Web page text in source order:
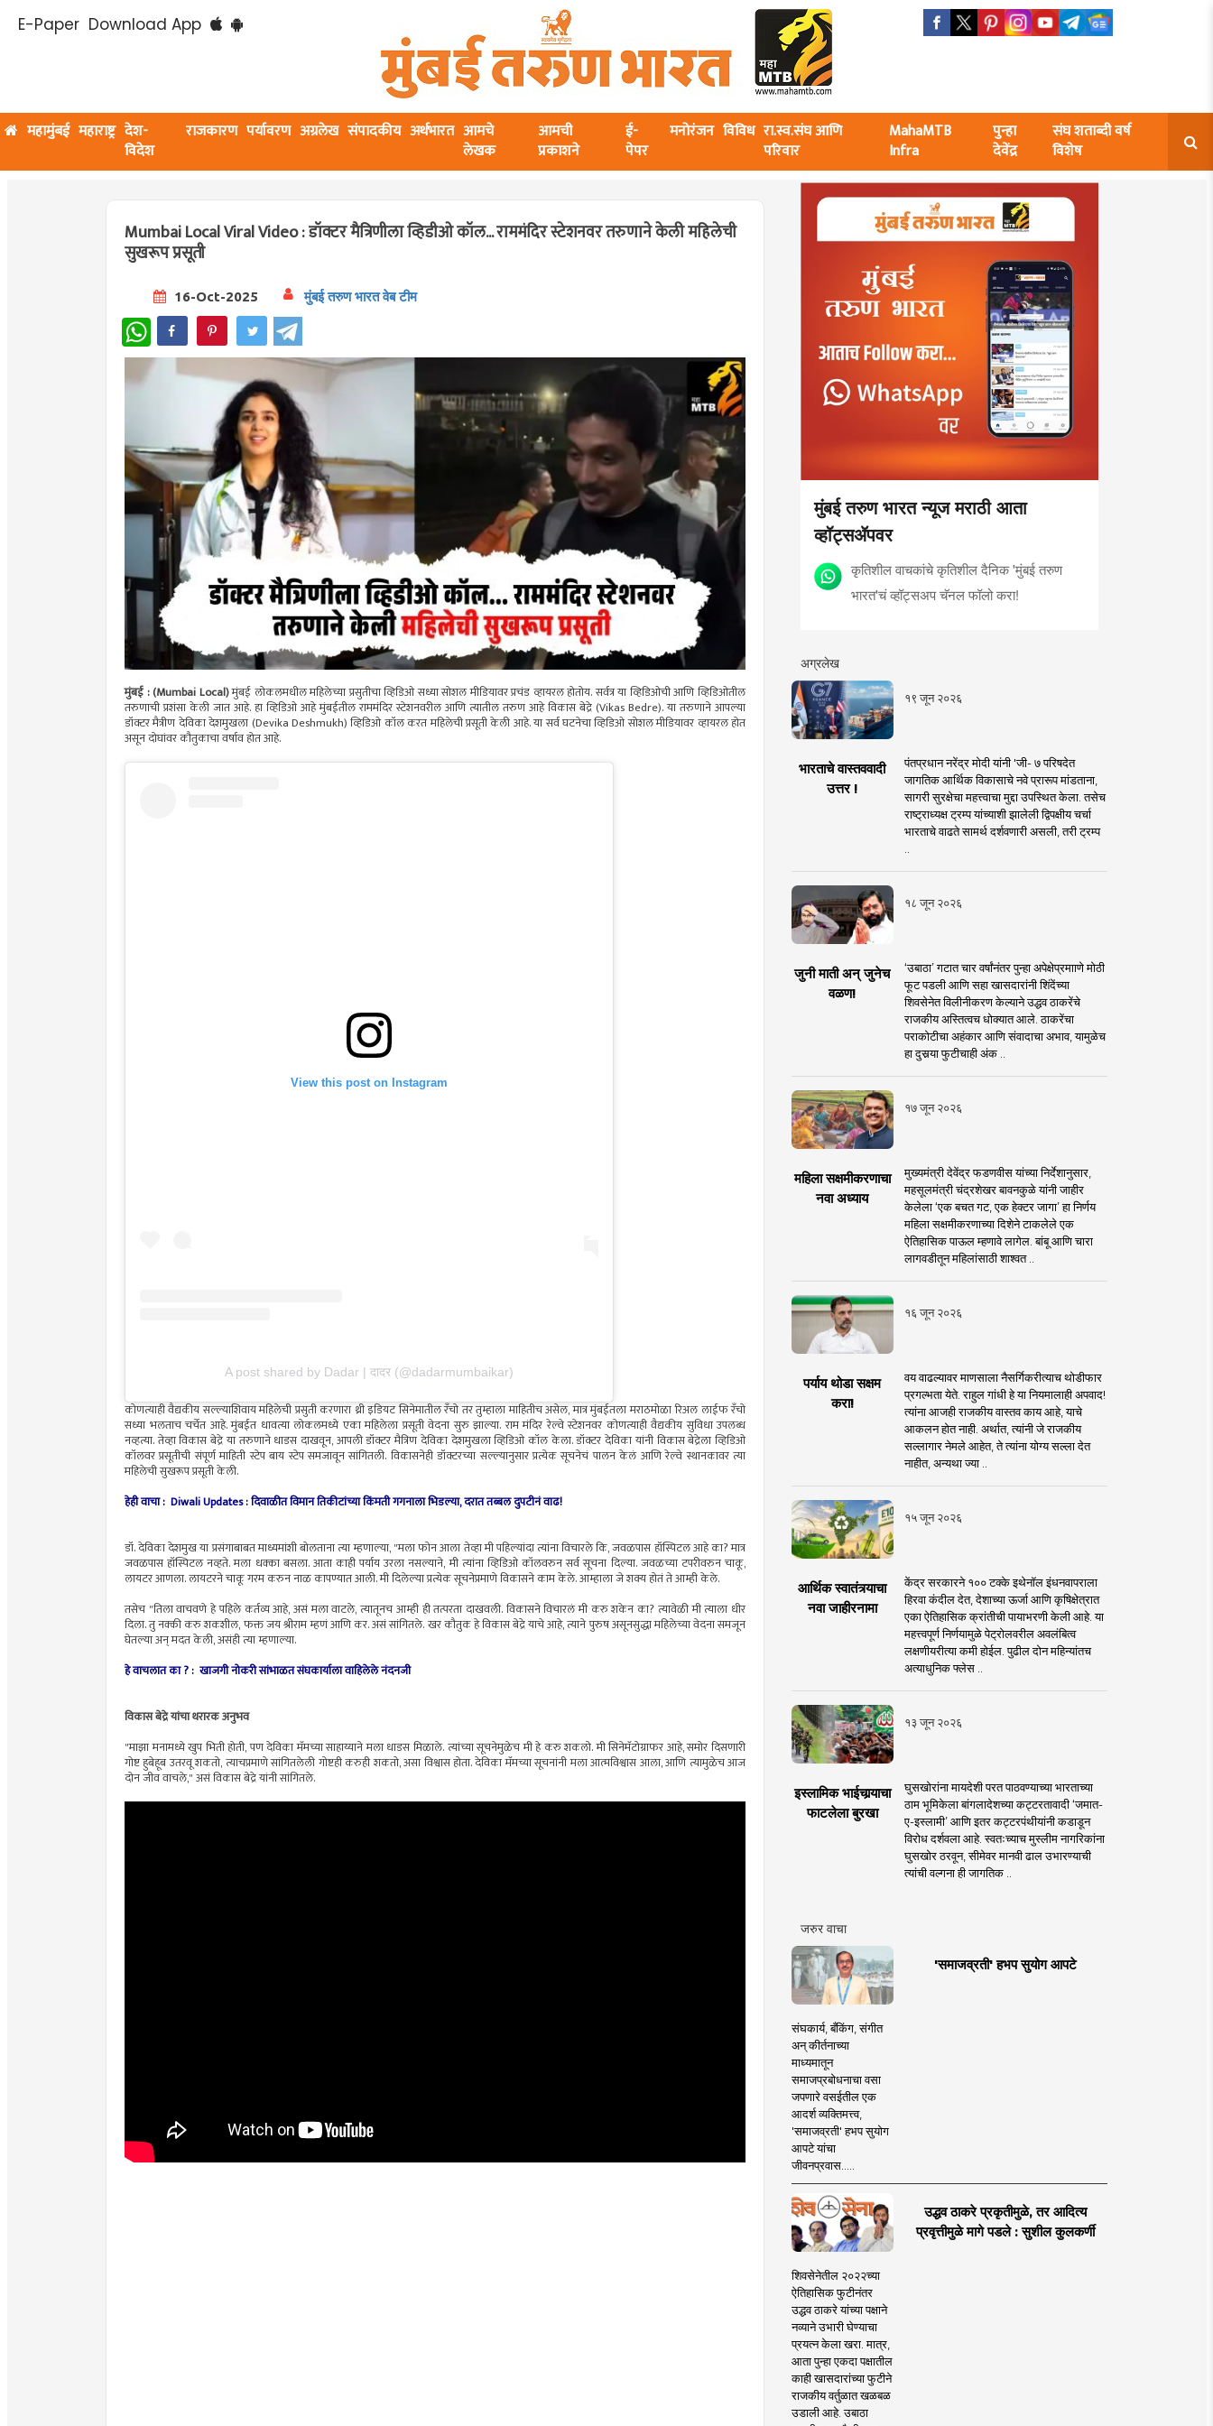
E-Paper Download App
महामुंबई महाराष्ट्र देश-
विदेश
राजकारण पर्यावरण अग्रलेख संपादकीय अर्थभारत आमचे
लेखक
आमची
प्रकाशने
ई-
पेपर
मनोरंजन विविध रा.स्व.संघ आणि
परिवार
MahaMTB
Infra
पुन्हा
देवेंद्र
संघ शताब्दी वर्ष
विशेष
Mumbai Local Viral Video : डॉक्टर मैत्रिणीला व्हिडीओ कॉल... राममंदिर स्टेशनवर तरुणाने केली महिलेची
सुखरूप प्रसूती
16-Oct-2025 मुंबई तरुण भारत वेब टीम
WhatsApp
मुंबई : (Mumbai Local)मुंबई लोकलमधील महिलेच्या प्रसुतीचा व्हिडिओ सध्या सोशल मीडियावर प्रचंड व्हायरल होतोय. सर्वत्र या व्हिडिओची आणि व्हिडिओतील
तरुणाची प्रशंसा केली जात आहे. हा व्हिडिओ आहे मुंबईतील राममंदिर स्टेशनवरील आणि त्यातील तरुण आहे विकास बेद्रे (Vikas Bedre). या तरुणाने आपल्या
डॉक्टर मैत्रीण देविका देशमुखला (Devika Deshmukh) व्हिडिओ कॉल करत महिलेची प्रसूती केली आहे. या सर्व घटनेचा व्हिडिओ सोशल मीडियावर व्हायरल होत
असून दोघांवर कौतुकाचा वर्षाव होत आहे.
View this post on Instagram
A post shared by Dadar | दादर (@dadarmumbaikar)
कोणत्याही वैद्यकीय सल्ल्याशिवाय महिलेची प्रसुती करणारा थ्री इडियट सिनेमातील रँचो तर तुम्हाला माहितीच असेल, मात्र मुंबईतला मराठमोळा रिअल लाईफ रँचो
सध्या भलताच चर्चेत आहे. मुंबईत धावत्या लोकलमध्ये एका महिलेला प्रसूती वेदना सुरु झाल्या. राम मंदिर रेल्वे स्टेशनवर कोणत्याही वैद्यकीय सुविधा उपलब्ध
नव्हत्या. तेव्हा विकास बेद्रे या तरुणाने धाडस दाखवून, आपली डॉक्टर मैत्रिण देविका देशमुखला व्हिडिओ कॉल केला. डॉक्टर देविका यांनी विकास बेद्रेला व्हिडिओ
कॉलवर प्रसूतीची संपूर्ण माहिती स्टेप बाय स्टेप समजावून सांगितली. विकासनेही डॉक्टरच्या सल्ल्यानुसार प्रत्येक सूचनेचं पालन केलं आणि रेल्वे स्थानकावर त्या
महिलेची सुखरूप प्रसूती केली.
हेही वाचा : Diwali Updates : दिवाळीत विमान तिकीटांच्या किंमती गगनाला भिडल्या, दरात तब्बल दुपटीनं वाढ!
डॉ. देविका देशमुख या प्रसंगाबाबत माध्यमांशी बोलताना त्या म्हणाल्या, "मला फोन आला तेव्हा मी पहिल्यांदा त्यांना विचारले कि, जवळपास हॉस्पिटल आहे का? मात्र
जवळपास हॉस्पिटल नव्हते. मला धक्का बसला. आता काही पर्याय उरला नसल्याने, मी त्यांना व्हिडिओ कॉलवरुन सर्व सूचना दिल्या. जवळच्या टपरीवरुन चाकू,
लायटर आणला. लायटरने चाकू गरम करुन नाळ कापण्यात आली. मी दिलेल्या प्रत्येक सूचनेप्रमाणे विकासने काम केले. आम्हाला जे शक्य होतं ते आम्ही केले.
तसेच "तिला वाचवणे हे पहिले कर्तव्य आहे, असं मला वाटले, त्यातूनच आम्ही ही तत्परता दाखवली. विकासने विचारलं मी करु शकेन का? त्यावेळी मी त्याला धीर
दिला. तु नक्की करु शकशील, फक्त जय श्रीराम म्हणं आणि कर. असं सांगितले. खर कौतुक हे विकास बेद्रे याचे आहे, त्याने पुरुष असूनसुद्धा महिलेच्या वेदना समजून
घेतल्या अन् मदत केली, असंही त्या म्हणाल्या.
हे वाचलात का ? : खाजगी नोकरी सांभाळत संघकार्याला वाहिलेले नंदनजी
विकास बेद्रे यांचा थरारक अनुभव
"माझा मनामध्ये खुप भिती होती, पण देविका मॅमच्या साहाय्याने मला धाडस मिळाले. त्यांच्या सूचनेमुळेच मी हे करु शकलो. मी सिनेमॅटोग्राफर आहे, समोर दिसणारी
गोष्ट हुबेहूब उतरवू शकतो, त्याचप्रमाणे सांगितलेली गोष्टही करुही शकतो, असा विश्वास होता. देविका मॅमच्या सूचनांनी मला आत्मविश्वास आला, आणि त्यामुळेच आज
दोन जीव वाचले," असं विकास बेद्रे यांनी सांगितले.
मुंबई तरुण भारत न्यूज मराठी आता
व्हॉट्सॲपवर
कृतिशील वाचकांचे कृतिशील दैनिक 'मुंबई तरुण
भारत'चं व्हॉट्सअप चॅनल फॉलो करा!
अग्रलेख
१९ जून २०२६
भारताचे वास्तववादी
उत्तर !
पंतप्रधान नरेंद्र मोदी यांनी 'जी- ७ परिषदेत
जागतिक आर्थिक विकासाचे नवे प्रारूप मांडताना,
सागरी सुरक्षेचा महत्त्वाचा मुद्दा उपस्थित केला. तसेच
राष्ट्राध्यक्ष ट्रम्प यांच्याशी झालेली द्विपक्षीय चर्चा
भारताचे वाढते सामर्थ दर्शवणारी असली, तरी ट्रम्प
१८ जून २०२६
जुनी माती अन् जुनेच
वळण!
‘उबाठा’ गटात चार वर्षांनंतर पुन्हा अपेक्षेप्रमााणे मोठी
फूट पडली आणि सहा खासदारांनी शिंदेंच्या
शिवसेनेत विलीनीकरण केल्याने उद्धव ठाकरेंचे
राजकीय अस्तित्वच धोक्यात आले. ठाकरेंचा
पराकोटीचा अहंकार आणि संवादाचा अभाव, यामुळेच
हा दुसर्‍या फुटीचाही अंक ..
१७ जून २०२६
महिला सक्षमीकरणाचा
नवा अध्याय
मुख्यमंत्री देवेंद्र फडणवीस यांच्या निर्देशानुसार,
महसूलमंत्री चंद्रशेखर बावनकुळे यांनी जाहीर
केलेला ‘एक बचत गट, एक हेक्टर जागा’ हा निर्णय
महिला सक्षमीकरणाच्या दिशेने टाकलेले एक
ऐतिहासिक पाऊल म्हणावे लागेल. बांबू आणि चारा
लागवडीतून महिलांसाठी शाश्वत ..
१६ जून २०२६
पर्याय थोडा सक्षम
करा!
वय वाढल्यावर माणसाला नैसर्गिकरीत्याच थोडीफार
प्रगल्भता येते. राहुल गांधी हे या नियमालाही अपवाद!
त्यांना आजही राजकीय वास्तव काय आहे, याचे
आकलन होत नाही. अर्थात, त्यांनी जे राजकीय
सल्लागार नेमले आहेत, ते त्यांना योग्य सल्ला देत
नाहीत, अन्यथा ज्या ..
१५ जून २०२६
आर्थिक स्वातंत्र्याचा
नवा जाहीरनामा
केंद्र सरकारने १०० टक्के इथेनॉल इंधनवापराला
हिरवा कंदील देत, देशाच्या ऊर्जा आणि कृषिक्षेत्रात
एका ऐतिहासिक क्रांतीची पायाभरणी केली आहे. या
महत्त्वपूर्ण निर्णयामुळे पेट्रोलवरील अवलंबित्व
लक्षणीयरीत्या कमी होईल. पुढील दोन महिन्यांतच
अत्याधुनिक फ्लेस ..
१३ जून २०२६
इस्लामिक भाईचार्‍याचा
फाटलेला बुरखा
घुसखोरांना मायदेशी परत पाठवण्याच्या भारताच्या
ठाम भूमिकेला बांगलादेशच्या कट्टरतावादी ‘जमात-
ए-इस्लामी’ आणि इतर कट्टरपंथीयांनी कडाडून
विरोध दर्शवला आहे. स्वतःच्याच मुस्लीम नागरिकांना
घुसखोर ठरवून, सीमेवर मानवी ढाल उभारण्याची
त्यांची वल्गना ही जागतिक ..
जरुर वाचा
'समाजव्रती' हभप सुयोग आपटे
संघकार्य, बँकिंग, संगीत
अन् कीर्तनाच्या
माध्यमातून
समाजप्रबोधनाचा वसा
जपणारे वसईतील एक
आदर्श व्यक्तिमत्त्व,
'समाजव्रती' हभप सुयोग
आपटे यांचा
जीवनप्रवास.....
उद्धव ठाकरे प्रकृतीमुळे, तर आदित्य
प्रवृत्तीमुळे मागे पडले : सुशील कुलकर्णी
शिवसेनेतील २०२२च्या
ऐतिहासिक फुटीनंतर
उद्धव ठाकरे यांच्या पक्षाने
नव्याने उभारी घेण्याचा
प्रयत्न केला खरा. मात्र,
आता पुन्हा एकदा पक्षातील
काही खासदारांच्या फुटीने
राजकीय वर्तुळात खळबळ
उडाली आहे. उबाठा